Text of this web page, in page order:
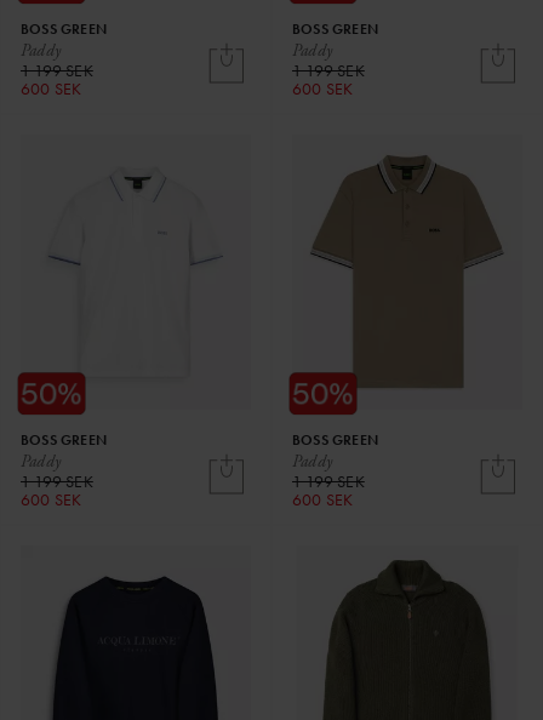
Paddy
BOSS GREEN
1 199 SEK
600 SEK
Paddy
BOSS GREEN
1 199 SEK
600 SEK
Paddy
BOSS GREEN
1 199 SEK
600 SEK
Paddy
BOSS GREEN
1 199 SEK
600 SEK